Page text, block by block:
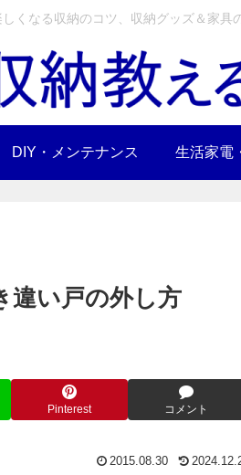
なる収納のコツ、収納グッズ＆家具
DIY・メンテナンス 生活家電
違い戸の外し方
Pinterest コメント
2015.08.30